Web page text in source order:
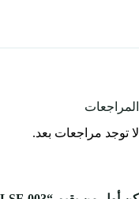
المراجعات
لا توجد مراجعات بعد.